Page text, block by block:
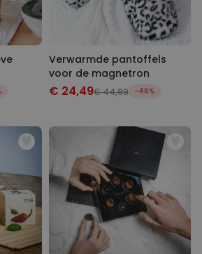
Verwarmde pantoffels
voor de magnetron
€ 24,49€ 44,99 -46%